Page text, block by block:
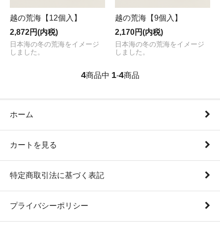
越の荒海【12個入】
2,872円(内税)
日本海の冬の荒海をイメージ
しました。
越の荒海【9個入】
2,170円(内税)
日本海の冬の荒海をイメージ
しました。
4商品中 1-4商品
ホーム
カートを見る
特定商取引法に基づく表記
プライバシーポリシー